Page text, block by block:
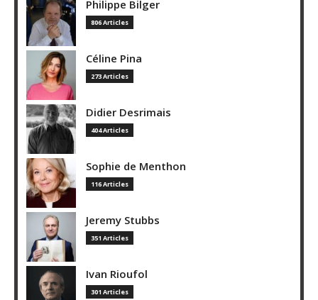
Philippe Bilger
806 Articles
Céline Pina
273 Articles
Didier Desrimais
404 Articles
Sophie de Menthon
116 Articles
Jeremy Stubbs
351 Articles
Ivan Rioufol
301 Articles